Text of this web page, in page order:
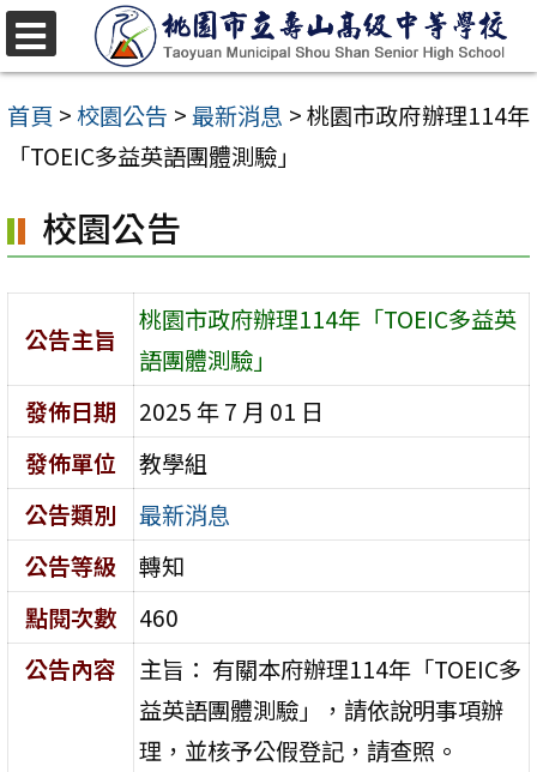
跳
至
主
容
區
首頁 >校園公告 >最新消息 >桃園市政府辦理114年
「TOEIC多益英語團體測驗」
校園公告
公告主旨
桃園市政府辦理114年「TOEIC多益英
語團體測驗」
發佈日期
2025 年 7 月 01 日
發佈單位
教學組
公告類別
最新消息
公告等級
轉知
點閱次數
460
公告內容
主旨： 有關本府辦理114年「TOEIC多
益英語團體測驗」，請依說明事項辦
理，並核予公假登記，請查照。
選
單